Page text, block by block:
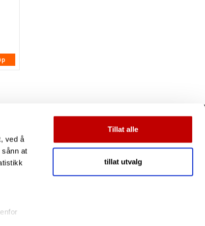
ved å
at
Tillat alle
tillat utvalg